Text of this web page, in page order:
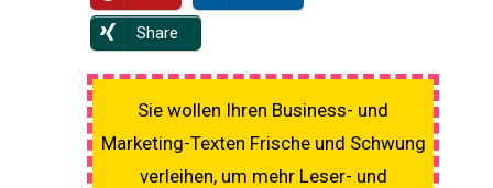
Share
Sie wollen Ihren Business- und
Marketing-Texten Frische und Schwung
verleihen, um mehr Leser- und